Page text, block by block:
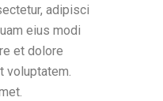
adipisci
eius modi
et dolore
voluptatem.